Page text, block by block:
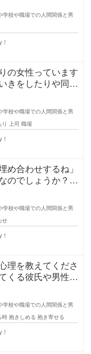
学校や職場での人間関係と男
の女性っています
きをしたりや同じ
はお
学校や職場での人間関係と男
り 上司 職場
め合わせするね」
のでしょうか？本
、恋
学校や職場での人間関係と男
せ
理を教えてくださ
くる彼氏や男性っ
るの
学校や職場での人間関係と男
時 抱きしめる 抱き寄せる